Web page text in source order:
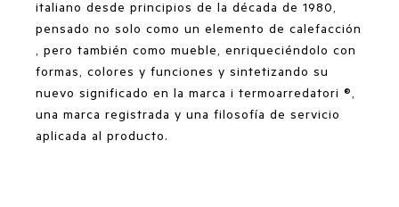
italiano desde principios de la década de 1980,
pensado no solo como un elemento de calefacción
, pero también como mueble, enriqueciéndolo con
formas, colores y funciones y sintetizando su
nuevo significado en la marca i termoarredatori ®,
una marca registrada y una filosofía de servicio
aplicada al producto.